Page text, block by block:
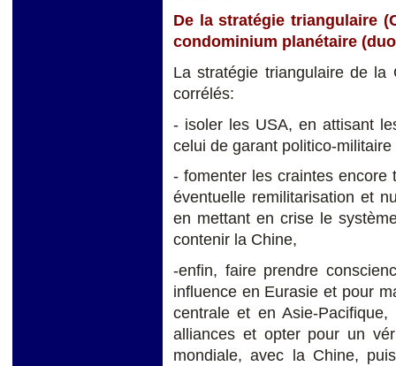
De la stratégie triangulaire
condominium planétaire
La stratégie triangulaire de la
corrélés:
- isoler les USA, en attisant
celui de garant politico-
- fomenter les craintes encore
éventuelle remilitarisation et
en mettant en crise le
contenir la Chine,
-enfin, faire prendre
influence en Eurasie et pour
centrale et en Asie-
alliances et opter pour un
mondiale, avec la Chine,